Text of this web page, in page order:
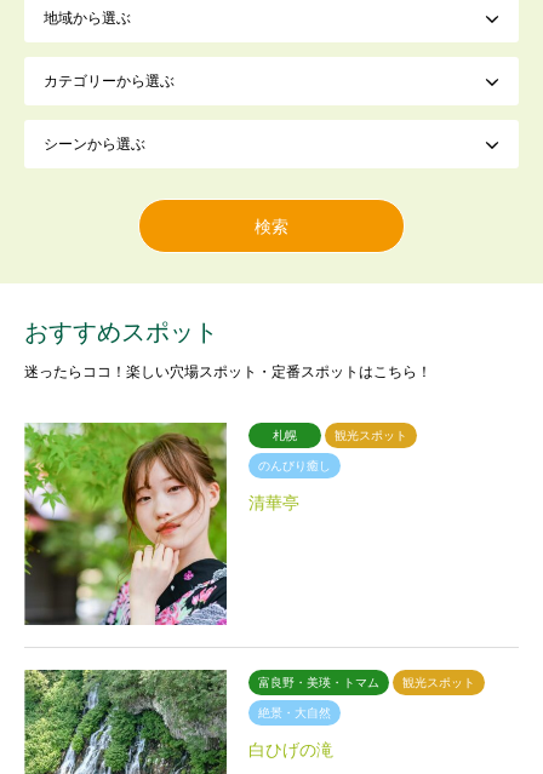
おすすめスポット
迷ったらココ！楽しい穴場スポット・定番スポットはこちら！
札幌 観光スポット
のんびり癒し
清華亭
富良野・美瑛・トマム 観光スポット
絶景・大自然
白ひげの滝